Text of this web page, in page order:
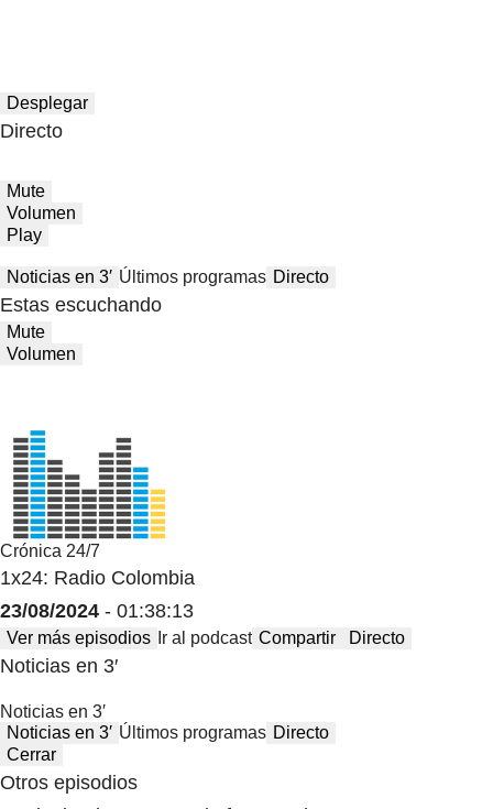
Desplegar
Directo
Mute
Volumen
Play
Noticias en 3′ Últimos programas Directo
Estas escuchando
Mute
Volumen
Crónica 24/7
1x24: Radio Colombia
23/08/2024 - 01:38:13
Ver más episodios Ir al podcast Compartir Directo
Noticias en 3′
Noticias en 3′
Noticias en 3′ Últimos programas Directo
Cerrar
Otros episodios